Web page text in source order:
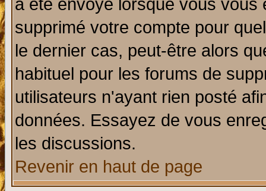
a été envoyé lorsque vous
supprimé votre compte pour
le dernier cas, peut-être alors
habituel pour les forums de
utilisateurs n'ayant rien posté
données. Essayez de vous
les discussions.
Revenir en haut de page